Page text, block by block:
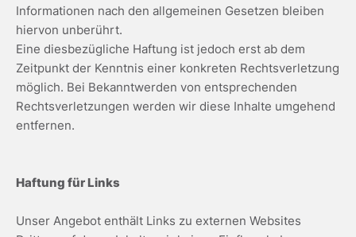
Informationen nach den allgemeinen Gesetzen bleiben
hiervon unberührt.
Eine diesbezügliche Haftung ist jedoch erst ab dem
Zeitpunkt der Kenntnis einer konkreten Rechtsverletzung
möglich. Bei Bekanntwerden von entsprechenden
Rechtsverletzungen werden wir diese Inhalte umgehend
entfernen.
Haftung für Links
Unser Angebot enthält Links zu externen Websites